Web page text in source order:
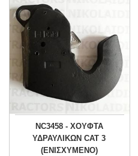
NC3458 - ΧΟΥΦΤΑ
ΥΔΡΑΥΛΙΚΩΝ CAT 3
(ΕΝΙΣΧΥΜΕΝΟ)